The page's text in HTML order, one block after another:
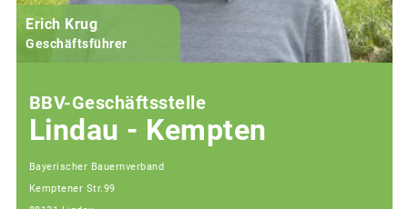
Erich Krug
Geschäftsführer
BBV-Geschäftsstelle
Lindau - Kempten
Bayerischer Bauernverband
Kemptener Str.99